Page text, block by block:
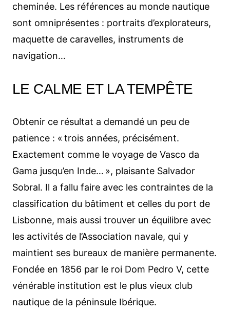
cheminée. Les références au monde nautique
sont omniprésentes : portraits d’explorateurs,
maquette de caravelles, instruments de
navigation…
LE CALME ET LA TEMPÊTE
Obtenir ce résultat a demandé un peu de
patience : « trois années, précisément.
Exactement comme le voyage de Vasco da
Gama jusqu’en Inde… », plaisante Salvador
Sobral. Il a fallu faire avec les contraintes de la
classification du bâtiment et celles du port de
Lisbonne, mais aussi trouver un équilibre avec
les activités de l’Association navale, qui y
maintient ses bureaux de manière permanente.
Fondée en 1856 par le roi Dom Pedro V, cette
vénérable institution est le plus vieux club
nautique de la péninsule Ibérique.